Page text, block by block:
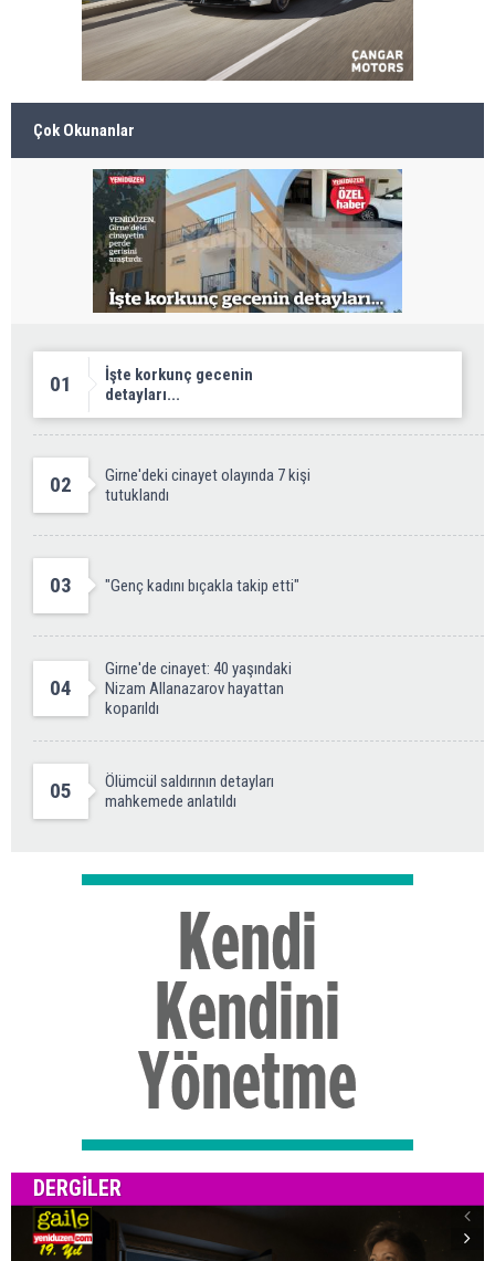
Çok Okunanlar
01
İşte korkunç gecenin
detayları...
02
Girne'deki cinayet olayında 7 kişi
tutuklandı
03 "Genç kadını bıçakla takip etti"
04
Girne'de cinayet: 40 yaşındaki
Nizam Allanazarov hayattan
koparıldı
05
Ölümcül saldırının detayları
mahkemede anlatıldı
DERGILER